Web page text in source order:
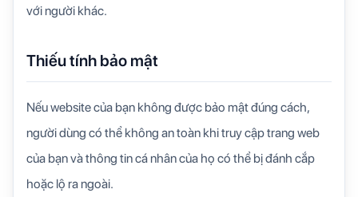
với người khác.
Thiếu tính bảo mật
Nếu website của bạn không được bảo mật đúng cách,
người dùng có thể không an toàn khi truy cập trang web
của bạn và thông tin cá nhân của họ có thể bị đánh cắp
hoặc lộ ra ngoài.